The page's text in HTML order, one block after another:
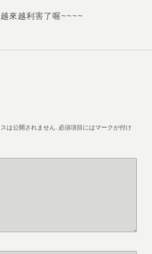
來越利害了喔~~~~
は公開されません. 必須項目にはマークが付け